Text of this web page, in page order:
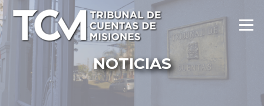
Ir
al
contenido
Menú
NOTICIAS